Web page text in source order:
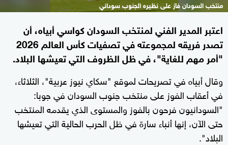
منتخب السودان فاز على نظيره الجنوب سوداني
اعتبر المدير الفني لمنتخب السودان كواسي أبياه، أن
تصدر فريقه لمجموعته في تصفيات كأس العالم 2026
"أمر مهم للغاية"، في ظل الظروف التي تعيشها البلاد.
وقال أبياه في تصريحات لموقع "سكاي نيوز عربية"، الثلاثاء،
في أعقاب الفوز على منتخب جنوب السودان في جوبا:
"السودانيون فرحون بالفوز والمستوى الذي يقدمه المنتخب
حتى الآن، إنها أنباء سارة في ظل الحرب الحالية التي تعيشها
البلاد".